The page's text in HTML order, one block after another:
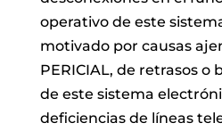
operativo de este
motivado por causas
PERICIAL, de retrasos o
de este sistema
deficiencias de líneas